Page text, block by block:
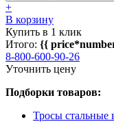
+
В корзину
Купить в 1 клик
Итого: {{
8-800-600-90-26
Уточнить цену
Подборки товаров:
Тросы